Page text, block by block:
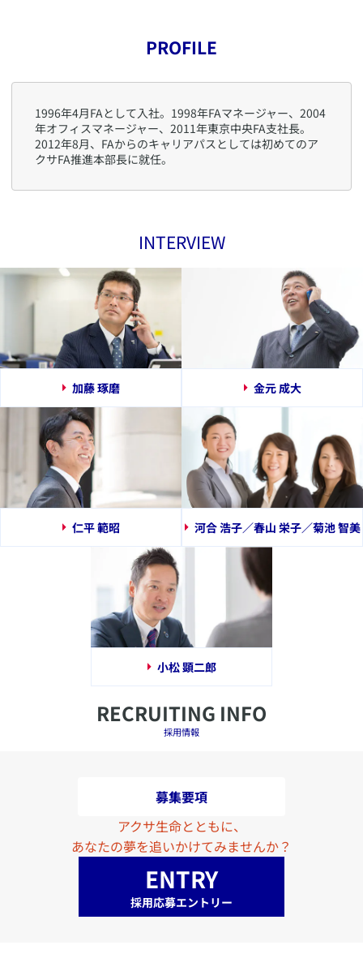
PROFILE
1996年4月FAとして入社。1998年FAマネージャー、2004
年オフィスマネージャー、2011年東京中央FA支社長。
2012年8月、FAからのキャリアパスとしては初めてのア
クサFA推進本部長に就任。
INTERVIEW
加藤 琢磨 金元 成大
仁平 範昭 河合 浩子／春山 栄子／菊池 智美
小松 顕二郎
RECRUITING INFO
採用情報
募集要項
アクサ生命とともに、
あなたの夢を追いかけてみませんか？
ENTRY
採用応募エントリー